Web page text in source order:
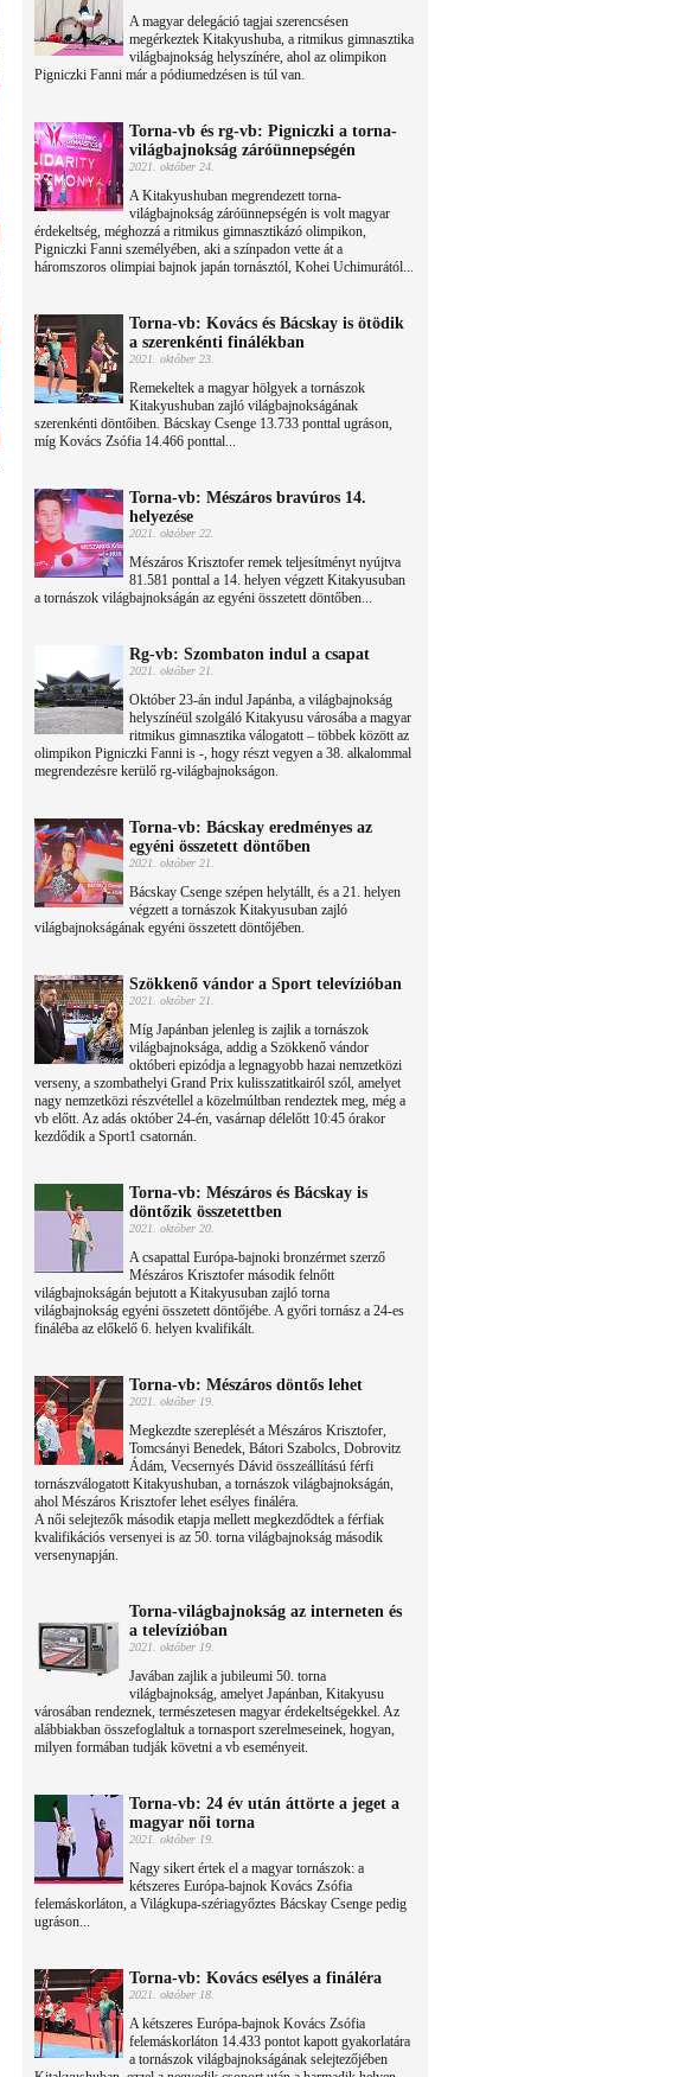
A magyar delegáció tagjai szerencsésen
megérkeztek Kitakyushuba, a ritmikus gimnasztika
világbajnokság helyszínére, ahol az olimpikon
Pigniczki Fanni már a pódiumedzésen is túl van.
Torna-vb és rg-vb: Pigniczki a torna-
világbajnokság záróünnepségén
2021. október 24.
A Kitakyushuban megrendezett torna-
világbajnokság záróünnepségén is volt magyar
érdekeltség, méghozzá a ritmikus gimnasztikázó olimpikon,
Pigniczki Fanni személyében, aki a színpadon vette át a
háromszoros olimpiai bajnok japán tornásztól, Kohei Uchimurától...
Torna-vb: Kovács és Bácskay is ötödik
a szerenkénti finálékban
2021. október 23.
Remekeltek a magyar hölgyek a tornászok
Kitakyushuban zajló világbajnokságának
szerenkénti döntőiben. Bácskay Csenge 13.733 ponttal ugráson,
míg Kovács Zsófia 14.466 ponttal...
Torna-vb: Mészáros bravúros 14.
helyezése
2021. október 22.
Mészáros Krisztofer remek teljesítményt nyújtva
81.581 ponttal a 14. helyen végzett Kitakyusuban
a tornászok világbajnokságán az egyéni összetett döntőben...
Rg-vb: Szombaton indul a csapat
2021. október 21.
Október 23-án indul Japánba, a világbajnokság
helyszínéül szolgáló Kitakyusu városába a magyar
ritmikus gimnasztika válogatott – többek között az
olimpikon Pigniczki Fanni is -, hogy részt vegyen a 38. alkalommal
megrendezésre kerülő rg-világbajnokságon.
Torna-vb: Bácskay eredményes az
egyéni összetett döntőben
2021. október 21.
Bácskay Csenge szépen helytállt, és a 21. helyen
végzett a tornászok Kitakyusuban zajló
világbajnokságának egyéni összetett döntőjében.
Szökkenő vándor a Sport televízióban
2021. október 21.
Míg Japánban jelenleg is zajlik a tornászok
világbajnoksága, addig a Szökkenő vándor
októberi epizódja a legnagyobb hazai nemzetközi
verseny, a szombathelyi Grand Prix kulisszatitkairól szól, amelyet
nagy nemzetközi részvétellel a közelmúltban rendeztek meg, még a
vb előtt. Az adás október 24-én, vasárnap délelőtt 10:45 órakor
kezdődik a Sport1 csatornán.
Torna-vb: Mészáros és Bácskay is
döntőzik összetettben
2021. október 20.
A csapattal Európa-bajnoki bronzérmet szerző
Mészáros Krisztofer második felnőtt
világbajnokságán bejutott a Kitakyusuban zajló torna
világbajnokság egyéni összetett döntőjébe. A győri tornász a 24-es
fináléba az előkelő 6. helyen kvalifikált.
Torna-vb: Mészáros döntős lehet
2021. október 19.
Megkezdte szereplését a Mészáros Krisztofer,
Tomcsányi Benedek, Bátori Szabolcs, Dobrovitz
Ádám, Vecsernyés Dávid összeállítású férfi
tornászválogatott Kitakyushuban, a tornászok világbajnokságán,
ahol Mészáros Krisztofer lehet esélyes fináléra.
A női selejtezők második etapja mellett megkezdődtek a férfiak
kvalifikációs versenyei is az 50. torna világbajnokság második
versenynapján.
Torna-világbajnokság az interneten és
a televízióban
2021. október 19.
Javában zajlik a jubileumi 50. torna
világbajnokság, amelyet Japánban, Kitakyusu
városában rendeznek, természetesen magyar érdekeltségekkel. Az
alábbiakban összefoglaltuk a tornasport szerelmeseinek, hogyan,
milyen formában tudják követni a vb eseményeit.
Torna-vb: 24 év után áttörte a jeget a
magyar női torna
2021. október 19.
Nagy sikert értek el a magyar tornászok: a
kétszeres Európa-bajnok Kovács Zsófia
felemáskorláton, a Világkupa-szériagyőztes Bácskay Csenge pedig
ugráson...
Torna-vb: Kovács esélyes a fináléra
2021. október 18.
A kétszeres Európa-bajnok Kovács Zsófia
felemáskorláton 14.433 pontot kapott gyakorlatára
a tornászok világbajnokságának selejtezőjében